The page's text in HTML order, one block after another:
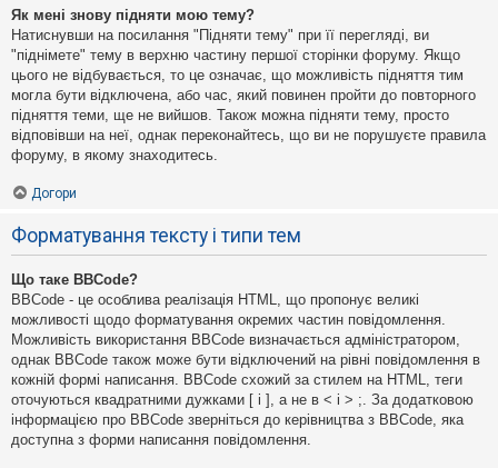
Як мені знову підняти мою тему?
Натиснувши на посилання "Підняти тему" при її перегляді, ви
"піднімете" тему в верхню частину першої сторінки форуму. Якщо
цього не відбувається, то це означає, що можливість підняття тим
могла бути відключена, або час, який повинен пройти до повторного
підняття теми, ще не вийшов. Також можна підняти тему, просто
відповівши на неї, однак переконайтесь, що ви не порушуєте правила
форуму, в якому знаходитесь.
Догори
Форматування тексту і типи тем
Що таке BBCode?
BBCode - це особлива реалізація HTML, що пропонує великі
можливості щодо форматування окремих частин повідомлення.
Можливість використання BBCode визначається адміністратором,
однак BBCode також може бути відключений на рівні повідомлення в
кожній формі написання. BBCode схожий за стилем на HTML, теги
оточуються квадратними дужками [ і ], а не в < і > ;. За додатковою
інформацією про BBCode зверніться до керівництва з BBCode, яка
доступна з форми написання повідомлення.